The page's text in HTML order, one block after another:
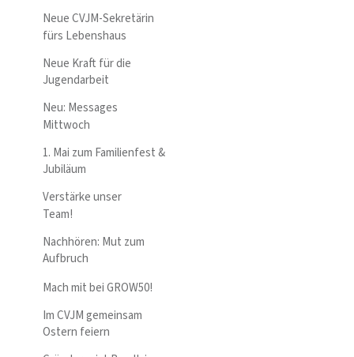
Neue CVJM-Sekretärin
fürs Lebenshaus
Neue Kraft für die
Jugendarbeit
Neu: Messages
Mittwoch
1. Mai zum Familienfest &
Jubiläum
Verstärke unser
Team!
Nachhören: Mut zum
Aufbruch
Mach mit bei GROW50!
Im CVJM gemeinsam
Ostern feiern